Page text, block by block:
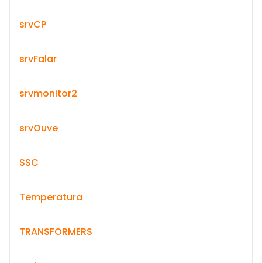
srvCP
srvFalar
srvmonitor2
srvOuve
SSC
Temperatura
TRANSFORMERS